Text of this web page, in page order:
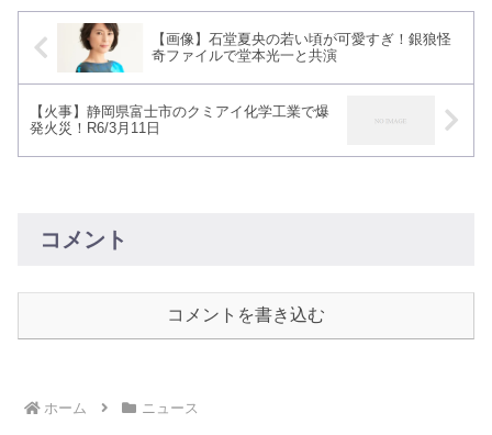
【画像】石堂夏央の若い頃が可愛すぎ！銀狼怪
奇ファイルで堂本光一と共演
【火事】静岡県富士市のクミアイ化学工業で爆
発火災！R6/3月11日
コメント
コメントを書き込む
ホーム ニュース